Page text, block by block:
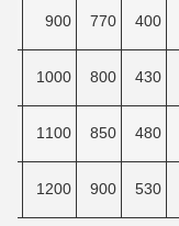
400
770
900
430
800
1000
480
850
1100
530
900
1200